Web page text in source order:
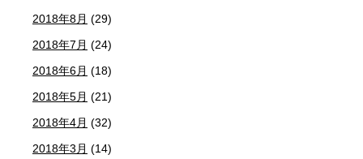
2018年8月 (29)
2018年7月 (24)
2018年6月 (18)
2018年5月 (21)
2018年4月 (32)
2018年3月 (14)